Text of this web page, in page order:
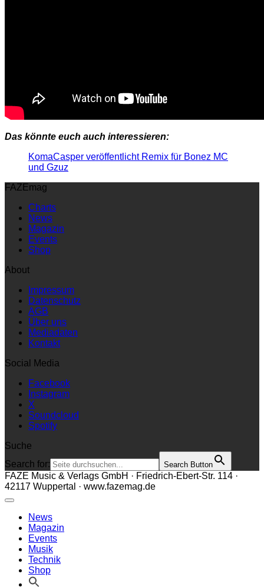
Das könnte euch auch interessieren:
KomaCasper veröffentlicht Remix für Bonez MC
und Gzuz
FAZEmag
Charts
News
Magazin
Events
Shop
About
Impressum
Datenschutz
AGB
Über uns
Mediadaten
Kontakt
Social Media
Facebook
Instagram
X
Soundcloud
Spotify
Suche
Search for:
Search Button
FAZE Music & Verlags GmbH · Friedrich-Ebert-Str. 114 ·
42117 Wuppertal · www.fazemag.de
News
Magazin
Events
Musik
Technik
Shop